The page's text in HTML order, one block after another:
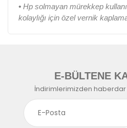
• Hp solmayan mürekkep
kolaylığı için özel vernik
E-BÜLTENE
İndirimlerimizden haberdar